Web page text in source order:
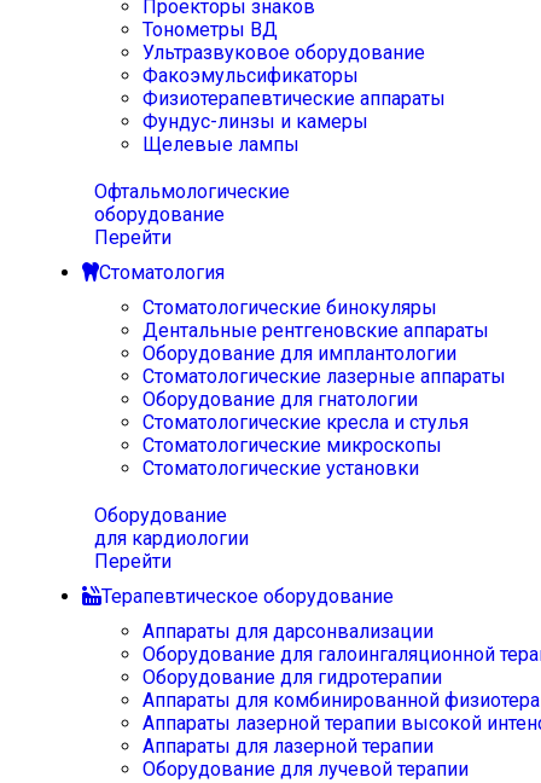
Проекторы знаков
Тонометры ВД
Ультразвуковое оборудование
Факоэмульсификаторы
Физиотерапевтические аппараты
Фундус-линзы и камеры
Щелевые лампы
Офтальмологические
оборудование
Перейти
Стоматология
Стоматологические бинокуляры
Дентальные рентгеновские аппараты
Оборудование для имплантологии
Стоматологические лазерные аппараты
Оборудование для гнатологии
Стоматологические кресла и стулья
Стоматологические микроскопы
Стоматологические установки
Оборудование
для кардиологии
Перейти
Терапевтическое оборудование
Аппараты для дарсонвализации
Оборудование для галоингаляционной
Оборудование для гидротерапии
Аппараты для комбинированной
Аппараты лазерной терапии высокой
Аппараты для лазерной терапии
Оборудование для лучевой терапии